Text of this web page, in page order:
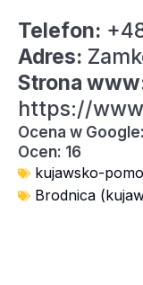
Telefon:
Adres:
Strona
https://
Ocena w
Ocen: 16
kujawsko-
Brodnica